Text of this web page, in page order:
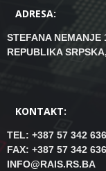
ADRESA:
STEFANA NEMANJE
REPUBLIKA
KONTAKT:
TEL: +387 57 342 636
FAX: +387 57 342 636
INFO@RAIS.RS.BA